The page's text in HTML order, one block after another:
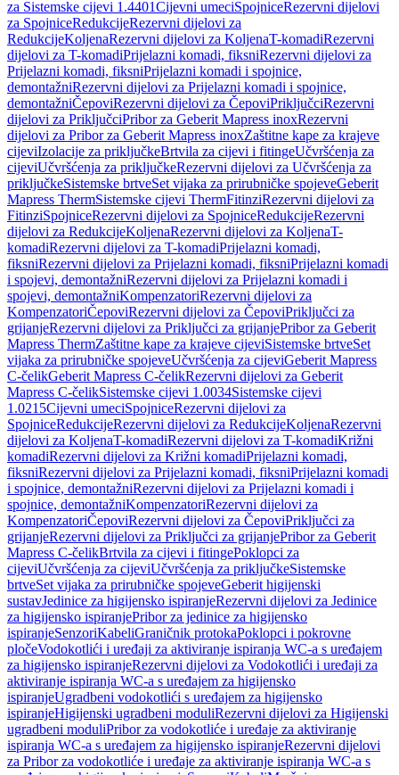
za Sistemske cijevi 1.4401Cijevni umeciSpojniceRezervni dijelovi
za SpojniceRedukcijeRezervni dijelovi za
RedukcijeKoljenaRezervni dijelovi za KoljenaT-komadiRezervni
dijelovi za T-komadiPrijelazni komadi, fiksniRezervni dijelovi za
Prijelazni komadi, fiksniPrijelazni komadi i spojnice,
demontažniRezervni dijelovi za Prijelazni komadi i spojnice,
demontažniČepoviRezervni dijelovi za ČepoviPriključciRezervni
dijelovi za PriključciPribor za Geberit Mapress inoxRezervni
dijelovi za Pribor za Geberit Mapress inoxZaštitne kape za krajeve
cijeviIzolacije za priključkeBrtvila za cijevi i fitingeUčvršćenja za
cijeviUčvršćenja za priključkeRezervni dijelovi za Učvršćenja za
priključkeSistemske brtveSet vijaka za prirubničke spojeveGeberit
Mapress ThermSistemske cijevi ThermFitinziRezervni dijelovi za
FitinziSpojniceRezervni dijelovi za SpojniceRedukcijeRezervni
dijelovi za RedukcijeKoljenaRezervni dijelovi za KoljenaT-
komadiRezervni dijelovi za T-komadiPrijelazni komadi,
fiksniRezervni dijelovi za Prijelazni komadi, fiksniPrijelazni komadi
i spojevi, demontažniRezervni dijelovi za Prijelazni komadi i
spojevi, demontažniKompenzatoriRezervni dijelovi za
KompenzatoriČepoviRezervni dijelovi za ČepoviPriključci za
grijanjeRezervni dijelovi za Priključci za grijanjePribor za Geberit
Mapress ThermZaštitne kape za krajeve cijeviSistemske brtveSet
vijaka za prirubničke spojeveUčvršćenja za cijeviGeberit Mapress
C-čelikGeberit Mapress C-čelikRezervni dijelovi za Geberit
Mapress C-čelikSistemske cijevi 1.0034Sistemske cijevi
1.0215Cijevni umeciSpojniceRezervni dijelovi za
SpojniceRedukcijeRezervni dijelovi za RedukcijeKoljenaRezervni
dijelovi za KoljenaT-komadiRezervni dijelovi za T-komadiKrižni
komadiRezervni dijelovi za Križni komadiPrijelazni komadi,
fiksniRezervni dijelovi za Prijelazni komadi, fiksniPrijelazni komadi
i spojnice, demontažniRezervni dijelovi za Prijelazni komadi i
spojnice, demontažniKompenzatoriRezervni dijelovi za
KompenzatoriČepoviRezervni dijelovi za ČepoviPriključci za
grijanjeRezervni dijelovi za Priključci za grijanjePribor za Geberit
Mapress C-čelikBrtvila za cijevi i fitingePoklopci za
cijeviUčvršćenja za cijeviUčvršćenja za priključkeSistemske
brtveSet vijaka za prirubničke spojeveGeberit higijenski
sustavJedinice za higijensko ispiranjeRezervni dijelovi za Jedinice
za higijensko ispiranjePribor za jedinice za higijensko
ispiranjeSenzoriKabeliGraničnik protokaPoklopci i pokrovne
pločeVodokotlići i uređaji za aktiviranje ispiranja WC-a s uređajem
za higijensko ispiranjeRezervni dijelovi za Vodokotlići i uređaji za
aktiviranje ispiranja WC-a s uređajem za higijensko
ispiranjeUgradbeni vodokotlići s uređajem za higijensko
ispiranjeHigijenski ugradbeni moduliRezervni dijelovi za Higijenski
ugradbeni moduliPribor za vodokotliće i uređaje za aktiviranje
ispiranja WC-a s uređajem za higijensko ispiranjeRezervni dijelovi
za Pribor za vodokotliće i uređaje za aktiviranje ispiranja WC-a s